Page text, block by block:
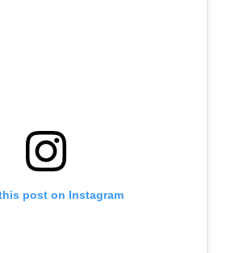
post on Instagram